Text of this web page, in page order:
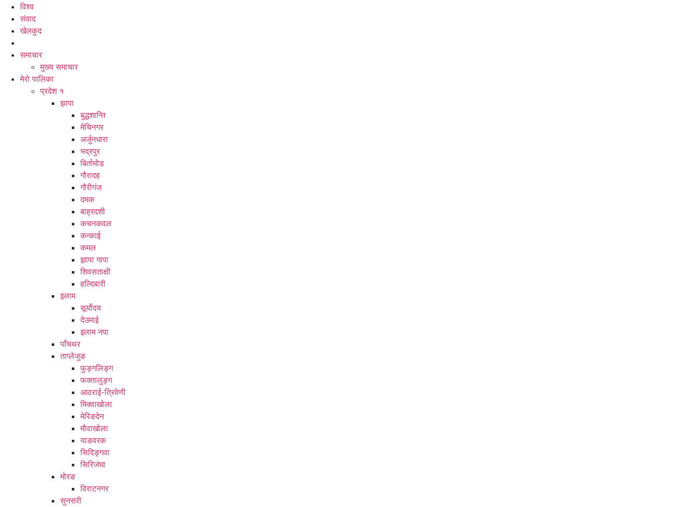
विश्व
संवाद
खेलकुद
समाचार
मुख्य समाचार
मेरो पालिका
प्रदेश १
झापा
बुद्धशान्ति
मेचिनगर
अर्जुनधारा
भद्रपुर
बिर्तामोड
गौरादह
गौरीगंज
दमक
बाह्रदशी
कचनकवल
कन्काई
कमल
झापा गापा
शिवसताक्षी
हल्दिबारी
इलाम
सूर्योदय
देउमाई
इलाम नपा
पाँचथर
ताप्लेजुङ
फुङ्गलिङ्ग
फक्तालुङ्ग
आठराई-त्रिवेणी
मिक्वाखोला
मेरिङदेन
मौवाखोला
याङवरक
सिदिङ्गवा
सिरिजंघा
मोरङ
विराटनगर
सुनसरी